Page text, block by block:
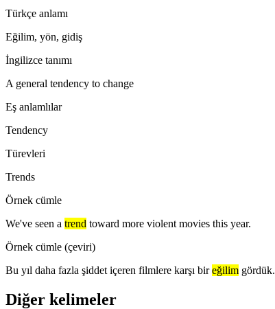
Türkçe anlamı
Eğilim, yön, gidiş
İngilizce tanımı
A general tendency to change
Eş anlamlılar
Tendency
Türevleri
Trends
Örnek cümle
We've seen a trend toward more violent movies this year.
Örnek cümle (çeviri)
Bu yıl daha fazla şiddet içeren filmlere karşı bir eğilim gördük.
Diğer kelimeler